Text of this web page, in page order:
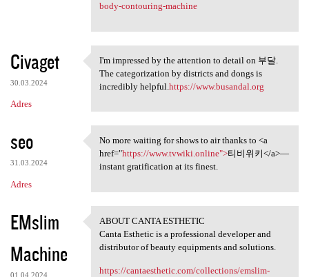
body-contouring-machine
Civaget
30.03.2024
Adres
I'm impressed by the
I'm impressed by the attention to detail on 부달.
The categorization by districts and dongs is
incredibly helpful. https://www.busandal.org
seo
31.03.2024
Adres
No more waiting for shows to
No more waiting for shows to air thanks to <a
href="https://www.tvwiki.online">티비위키</a>—
instant gratification at its finest.
EMslim
Machine
01.04.2024
ABOUT CANTA ESTHETIC
ABOUT CANTA ESTHETIC
Canta Esthetic is a professional developer and
distributor of beauty equipments and solutions.
https://cantaesthetic.com/collections/emslim-